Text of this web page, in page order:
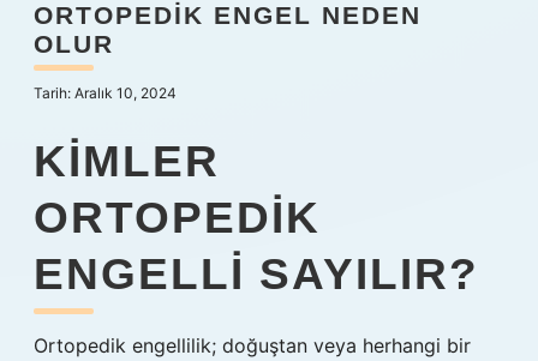
Yasal Uyarı
Hakkımızda
ORTOPEDIK ENGEL NEDEN
OLUR
Tarih: Aralık 10, 2024
KIMLER
ORTOPEDIK
ENGELLI SAYILIR?
Ortopedik engellilik; doğuştan veya herhangi bir